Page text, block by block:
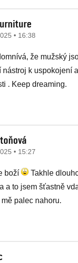
• 16:38
že mužský
nástroj k uspokojení
. Keep dreaming.
• 15:27
boží
Takhle
a to jsem šťastně
mě palec nahoru.